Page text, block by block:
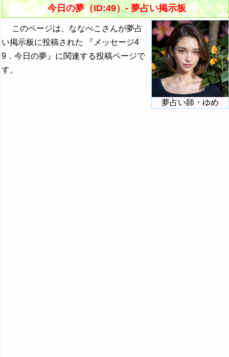
今日の夢（ID:49）- 夢占い掲示板
夢占い師・ゆめ
このページは、ななぺこさんが夢占
い掲示板に投稿された 『メッセージ4
9．今日の夢』に関連する投稿ページで
す。